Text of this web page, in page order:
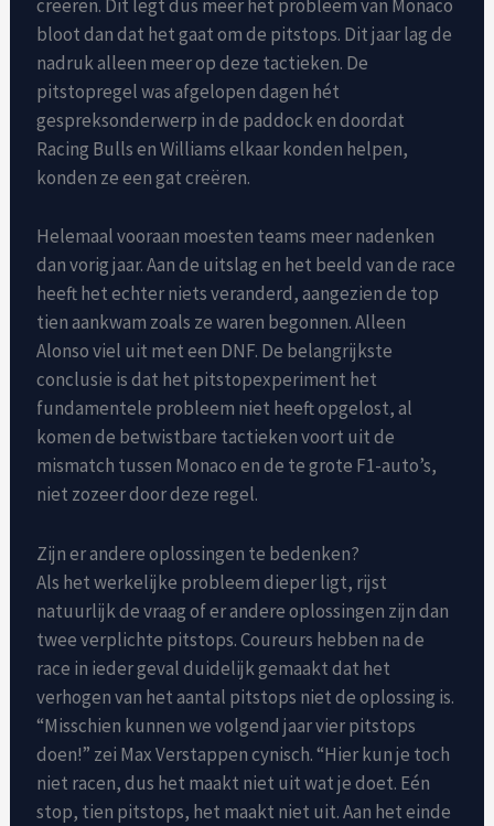
creëren. Dit legt dus meer het probleem van Monaco
bloot dan dat het gaat om de pitstops. Dit jaar lag de
nadruk alleen meer op deze tactieken. De
pitstopregel was afgelopen dagen hét
gespreksonderwerp in de paddock en doordat
Racing Bulls en Williams elkaar konden helpen,
konden ze een gat creëren.
Helemaal vooraan moesten teams meer nadenken
dan vorig jaar. Aan de uitslag en het beeld van de race
heeft het echter niets veranderd, aangezien de top
tien aankwam zoals ze waren begonnen. Alleen
Alonso viel uit met een DNF. De belangrijkste
conclusie is dat het pitstopexperiment het
fundamentele probleem niet heeft opgelost, al
komen de betwistbare tactieken voort uit de
mismatch tussen Monaco en de te grote F1-auto’s,
niet zozeer door deze regel.
Zijn er andere oplossingen te bedenken?
Als het werkelijke probleem dieper ligt, rijst
natuurlijk de vraag of er andere oplossingen zijn dan
twee verplichte pitstops. Coureurs hebben na de
race in ieder geval duidelijk gemaakt dat het
verhogen van het aantal pitstops niet de oplossing is.
“Misschien kunnen we volgend jaar vier pitstops
doen!” zei Max Verstappen cynisch. “Hier kun je toch
niet racen, dus het maakt niet uit wat je doet. Eén
stop, tien pitstops, het maakt niet uit. Aan het einde